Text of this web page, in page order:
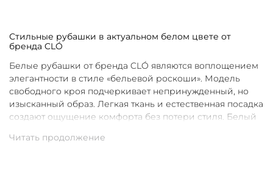
Стильные рубашки в актуальном белом цвете от
бренда CLÓ
Белые рубашки от бренда CLÓ являются воплощением
элегантности в стиле «бельевой роскоши». Модель
свободного кроя подчеркивает непринужденный, но
изысканный образ. Легкая ткань и естественная посадка
создают ощущение комфорта без потери стиля. Белый
чистоты и универсальности. Такая рубашка легко